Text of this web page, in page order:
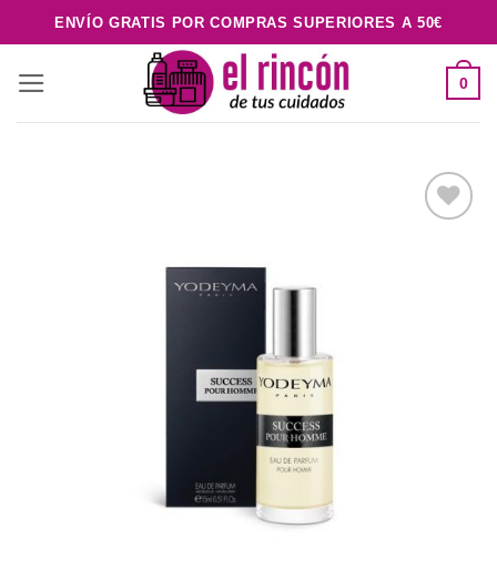
al
contenido
ENVÍO GRATIS POR COMPRAS SUPERIORES A 50€
0